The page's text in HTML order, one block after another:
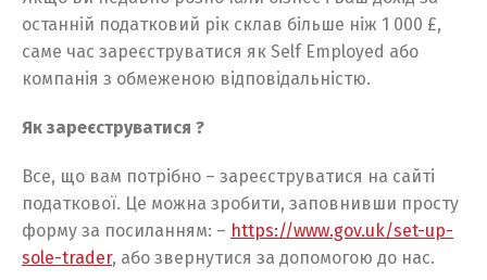
останній податковий рік склав більше ніж 1 000 £,
саме час зареєструватися як Self Employed або
компанія з обмеженою відповідальністю.
Як зареєструватися ?
Все, що вам потрібно – зареєструватися на сайті
податкової. Це можна зробити, заповнивши просту
форму за посиланням: – https://www.gov.uk/set-up-
sole-trader, або звернутися за допомогою до нас.